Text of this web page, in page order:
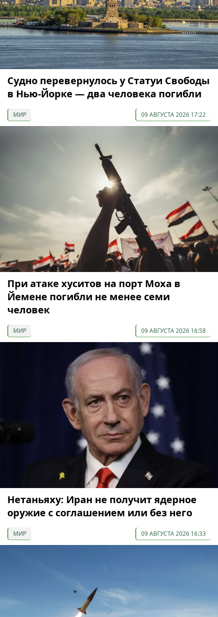
Судно перевернулось у Статуи Свободы
в Нью-Йорке — два человека погибли
МИР 09 АВГУСТА 2026 17:22
При атаке хуситов на порт Моха в
Йемене погибли не менее семи
человек
МИР 09 АВГУСТА 2026 16:58
Нетаньяху: Иран не получит ядерное
оружие с соглашением или без него
МИР 09 АВГУСТА 2026 16:33